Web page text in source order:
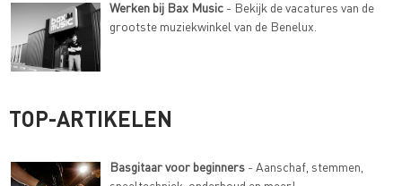
Werken bij Bax Music - Bekijk de vacatures van de
grootste muziekwinkel van de Benelux.
TOP-ARTIKELEN
Basgitaar voor beginners - Aanschaf, stemmen,